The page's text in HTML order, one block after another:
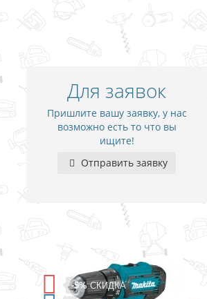
Для заявок
Пришлите вашу заявку, у нас
возможно есть то что вы
ищите!
Отправить заявку
-5%СКИДКА